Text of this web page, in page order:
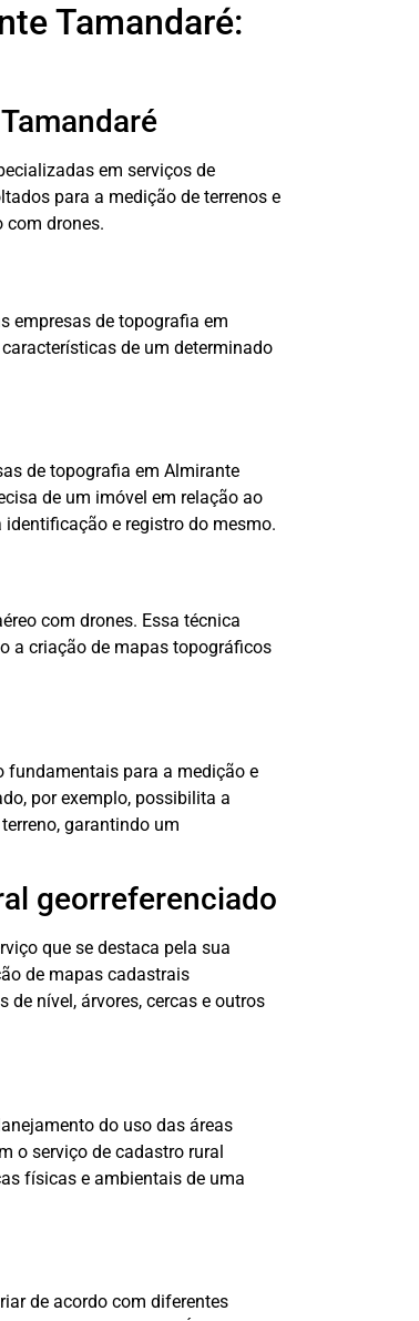
Tamandaré:
em serviços de
para a medição de terrenos e
com drones.
empresas de topografia em
de um determinado
de topografia em Almirante
de um imóvel em relação ao
e registro do mesmo.
com drones. Essa técnica
a criação de mapas topográficos
fundamentais para a medição e
por exemplo, possibilita a
garantindo um
georreferenciado
que se destaca pela sua
de mapas cadastrais
nível, árvores, cercas e outros
do uso das áreas
o serviço de cadastro rural
físicas e ambientais de uma
de acordo com diferentes